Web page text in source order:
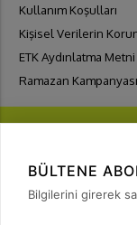
Kullanım Koşulları
Kişisel Verilerin
ETK Aydınlatma Metni
Ramazan
BÜLTENE
Bilgilerini girerek